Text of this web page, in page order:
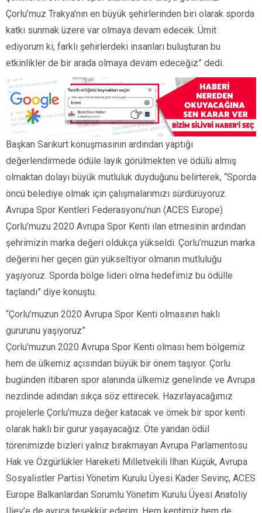
Çorlu’muz Trakya’nın en büyük şehirlerinden biri olarak sporda
katkı sunmak üzere var olmaya devam edecek. Ümit
ediyorum ki, farklı şehirlerdeki insanları buluşturan bu
etkinlikler de bir arada olmaya devam edeceğiz” dedi.
Başkan Sarıkurt konuşmasının ardından yaptığı
değerlendirmede ödüle layık görülmekten ve ödülü almış
olmaktan dolayı büyük mutluluk duyduğunu belirterek, “Sporda
öncü belediye olmak için çalışmalarımızı sürdürüyoruz.
Avrupa Spor Kentleri Federasyonu’nun (ACES Europe)
Çorlu’muzu 2020 Avrupa Spor Kenti ilan etmesinin ardından
şehrimizin marka değeri oldukça yükseldi. Çorlu’muzun marka
değerini her geçen gün yükseltiyor olmanın mutluluğu
yaşıyoruz. Sporda bölge lideri olma hedefimiz bu ödülle
taçlandı” diye konuştu.
“Çorlu’muzun 2020 Avrupa Spor Kenti olmasının haklı
gururunu yaşıyoruz”
Çorlu’muzun 2020 Avrupa Spor Kenti olması hem bölgemiz
hem de ülkemiz açısından büyük bir önem taşıyor. Çorlu
bugünden itibaren spor alanında ülkemiz genelinde ve Avrupa
nezdinde adından sıkça söz ettirecek. Hazırlayacağımız
projelerle Çorlu’muza değer katacak ve örnek bir spor kenti
olarak haklı bir gurur yaşayacağız. Öte yandan ödül
törenimizde bizleri yalnız bırakmayan Avrupa Parlamentosu
Hak ve Özgürlükler Hareketi Milletvekili İlhan Küçük, Avrupa
Sosyalistler Partisi Yönetim Kurulu Üyesi Kader Sevinç, ACES
Europe Balkanlardan Sorumlu Yönetim Kurulu Üyesi Anatoliy
Iliev’e de ayrıca teşekkür ederim. Hem kentimiz hem de